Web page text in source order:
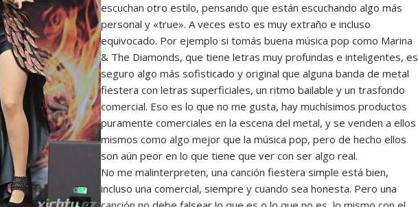
escuchan otro estilo, pensando que están escuchando algo más
personal y «true». A veces esto es muy extraño e incluso
equivocado. Por ejemplo si tomás buena música pop como Marina
& The Diamonds, que tiene letras muy profundas e inteligentes, es
seguro algo más sofisticado y original que alguna banda de metal
fiestera con letras superficiales, un ritmo bailable y un trasfondo
comercial. Eso es lo que no me gusta, hay muchísimos productos
puramente comerciales en la escena del metal, y se venden a ellos
mismos como algo mejor que la música pop, pero de hecho ellos
son aún peor en lo que tiene que ver con ser algo real.
No me malinterpreten, una canción fiestera simple está bien,
incluso una comercial, siempre y cuando sea honesta. Pero una